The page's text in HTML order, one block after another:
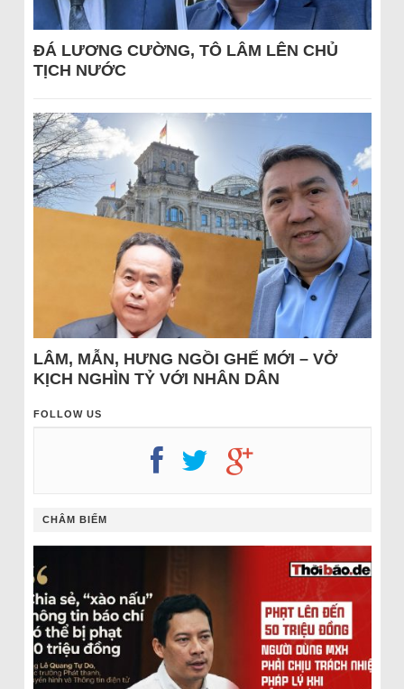
ĐÁ LƯƠNG CƯỜNG, TÔ LÂM LÊN CHỦ
TỊCH NƯỚC
LÂM, MẪN, HƯNG NGỒI GHẾ MỚI – VỞ
KỊCH NGHÌN TỶ VỚI NHÂN DÂN
FOLLOW US
CHÂM BIẾM